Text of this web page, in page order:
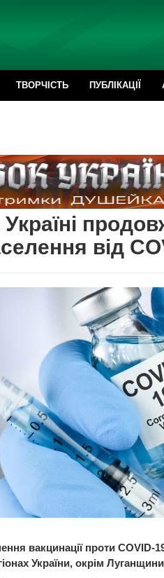
ТВОРЧІСТЬ ПУБЛІКАЦІЇ
від
вакцинації проти COVID-
України, окрім